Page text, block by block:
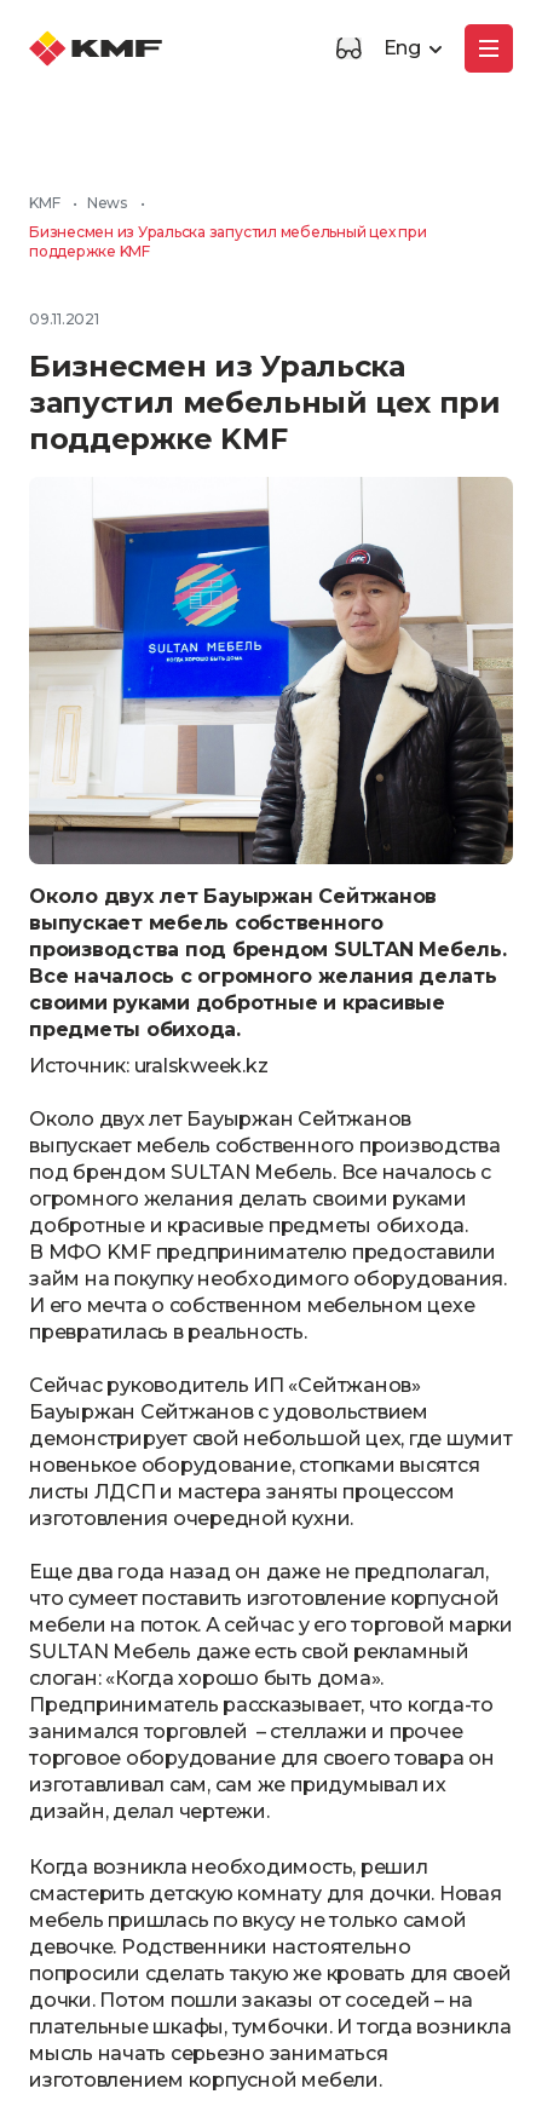
Eng
KMF • News
•
Бизнесмен из Уральска запустил мебельный цех при
поддержке KMF
09.11.2021
Бизнесмен из Уральска
запустил мебельный цех при
поддержке KMF
Около двух лет Бауыржан Сейтжанов
выпускает мебель собственного
производства под брендом SULTAN Мебель.
Все началось с огромного желания делать
своими руками добротные и красивые
предметы обихода.
Источник: uralskweek.kz
Около двух лет Бауыржан Сейтжанов
выпускает мебель собственного производства
под брендом SULTAN Мебель. Все началось с
огромного желания делать своими руками
добротные и красивые предметы обихода.
В МФО KMFпредпринимателю предоставили
займ на покупку необходимого оборудования.
И его мечта о собственном мебельном цехе
превратилась в реальность.
Сейчас руководитель ИП «Сейтжанов»
Бауыржан Сейтжанов с удовольствием
демонстрирует свой небольшой цех, где шумит
новенькое оборудование, стопками высятся
листы ЛДСП и мастера заняты процессом
изготовления очередной кухни.
Еще два года назад он даже не предполагал,
что сумеет поставить изготовление корпусной
мебели на поток. А сейчас у его торговой марки
SULTAN Мебель даже есть свой рекламный
слоган: «Когда хорошо быть дома».
Предприниматель рассказывает, что когда-то
занимался торговлей – стеллажи и прочее
торговое оборудование для своего товара он
изготавливал сам, сам же придумывал их
дизайн, делал чертежи.
Когда возникла необходимость, решил
смастерить детскую комнату для дочки. Новая
мебель пришлась по вкусу не только самой
девочке. Родственники настоятельно
попросили сделать такую же кровать для своей
дочки. Потом пошли заказы от соседей – на
плательные шкафы, тумбочки. И тогда возникла
мысль начать серьезно заниматься
изготовлением корпусной мебели.